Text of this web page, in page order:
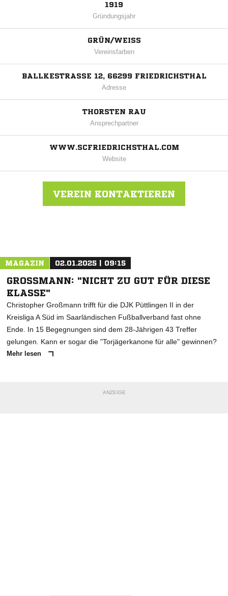
1919
Gründungsjahr
GRÜN/WEISS
Vereinsfarben
BALLKESTRASSE 12, 66299 FRIEDRICHSTHAL
Adresse
THORSTEN RAU
Ansprechpartner
WWW.SCFRIEDRICHSTHAL.COM
Website
VEREIN KONTAKTIEREN
MAGAZIN 02.01.2025 | 09:15
GROSSMANN: "NICHT ZU GUT FÜR DIESE K
LASSE"
Christopher Großmann trifft für die DJK Püttlingen II in der
Kreisliga A Süd im Saarländischen Fußballverband fast ohne
Ende. In 15 Begegnungen sind dem 28-Jährigen 43 Treffer
gelungen. Kann er sogar die "Torjägerkanone für alle" gewinnen?
Mehr lesen
ANZEIGE